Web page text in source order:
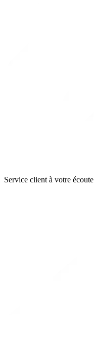
Service client à votre écoute